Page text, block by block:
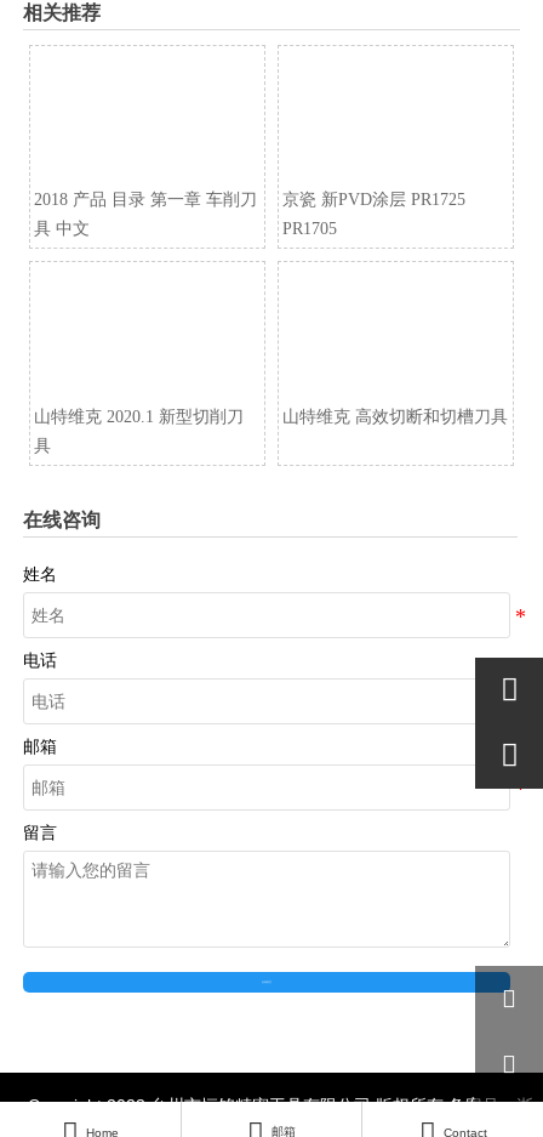
相关推荐
2018 产品 目录 第一章 车削刀
具 中文
京瓷 新PVD涂层 PR1725
PR1705
山特维克 2020.1 新型切削刀
具
山特维克 高效切断和切槽刀具
在线咨询
姓名
电话
邮箱
留言
Copyright 2023 台州市恒铭精密工具有限公司 版权所有 备案号：浙
ICP备2023010656号-1
Home 邮箱 Contact



